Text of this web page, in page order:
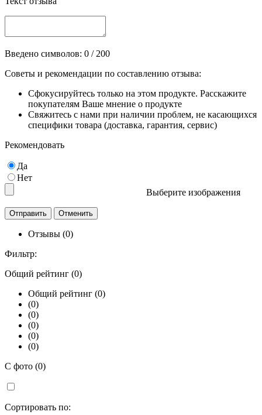
Введено символов: 0 / 200
Советы и рекомендации по составлению отзыва:
Сфокусируйтесь только на этом продукте. Расскажите
покупателям Ваше мнение о продукте
Свяжитесь с нами при наличии проблем, не касающихся
специфики товара (доставка, гарантия, сервис)
Рекомендовать
Да
Нет
Выберите изображения
Отзывы (0)
Фильтр:
Общий рейтинг (0)
Общий рейтинг (0)
(0)
(0)
(0)
(0)
(0)
С фото (0)
Сортировать по: